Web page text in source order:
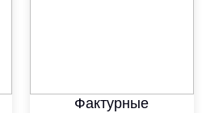
Фактурные